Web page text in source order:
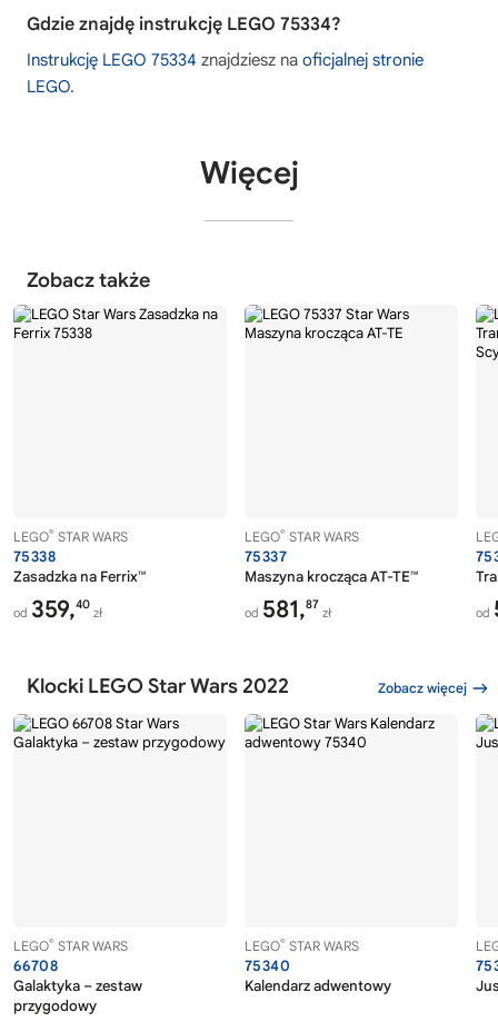
Gdzie znajdę instrukcję LEGO 75334?
Instrukcję LEGO 75334 znajdziesz na oficjalnej stronie
LEGO.
Więcej
Zobacz także
LEGO® STAR WARS
75338
Zasadzka na Ferrix™
od 359,40
zł
LEGO® STAR WARS
75337
Maszyna krocząca AT-TE™
od 581,87
zł od
Klocki LEGO Star Wars 2022 Zobacz więcej
LEGO® STAR WARS
66708
Galaktyka – zestaw
przygodowy
LEGO® STAR WARS
75340
Kalendarz adwentowy